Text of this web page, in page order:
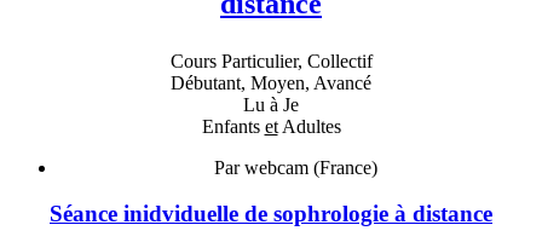
Cours Particulier, Collectif
Débutant, Moyen, Avancé
Lu à Je
Enfants etAdultes
Par webcam (France)
Séance inidviduelle de sophrologie à distance